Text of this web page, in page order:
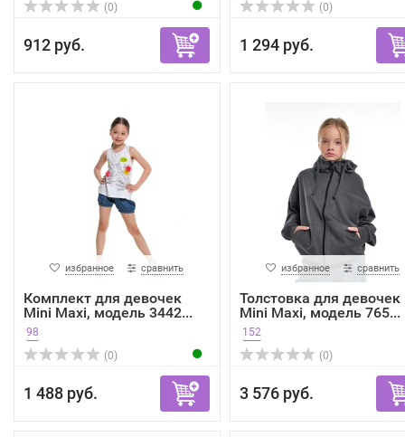
(0)
912 руб.
(0)
1 294 руб.
избранное сравнить
Комплект для девочек
Mini Maxi, модель 3442...
98
(0)
1 488 руб.
избранное сравнить
Толстовка для девочек
Mini Maxi, модель 765...
152
(0)
3 576 руб.